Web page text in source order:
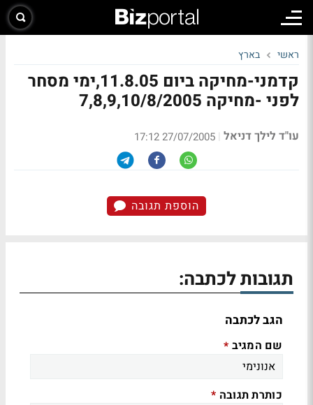
ראשי בארץ
קדמני-מחיקה ביום 11.8.05,ימי מסחר
לפני -מחיקה 7,8,9,10/8/2005
עו"ד לילך דניאל |
27/07/2005 17:12
הוספת תגובה
תגובות לכתבה:
הגב לכתבה
שם המגיב *
כותרת תגובה *